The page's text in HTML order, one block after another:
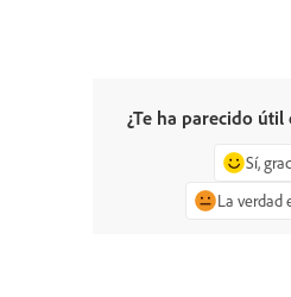
¿Te ha parecido útil
Sí,
La verdad